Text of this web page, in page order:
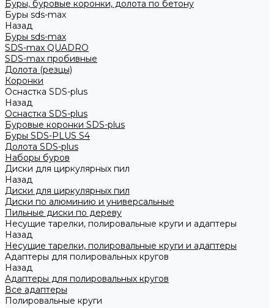
Буры, буровые коронки, долота по бетону
Буры sds-max
Назад
Буры sds-max
SDS-max QUADRO
SDS-max пробивные
Долота (резцы)
Коронки
Оснастка SDS-plus
Назад
Оснастка SDS-plus
Буровые коронки SDS-plus
Буры SDS-PLUS S4
Долота SDS-plus
Наборы буров
Диски для циркулярных пил
Назад
Диски для циркулярных пил
Диски по алюминию и универсальные
Пильные диски по дереву
Несущие тарелки, полировальные круги и адаптеры
Назад
Несущие тарелки, полировальные круги и адаптеры
Адаптеры для полировальных кругов
Назад
Адаптеры для полировальных кругов
Все адаптеры
Полировальные круги